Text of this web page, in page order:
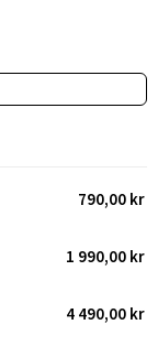
790,00 kr
1 990,00 kr
4 490,00 kr